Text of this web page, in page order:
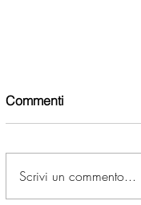
Commenti
Scrivi un commento...